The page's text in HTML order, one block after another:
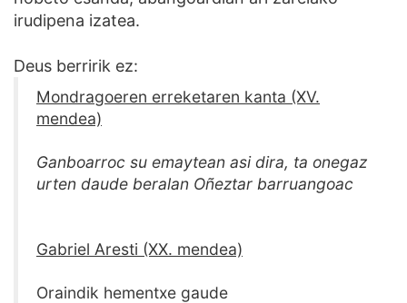
irudipena izatea.
Deus berririk ez:
Mondragoeren erreketaren kanta (XV.
mendea)
Ganboarroc su emaytean asi dira, ta onegaz
urten daude beralan Oñeztar barruangoac
Gabriel Aresti (XX. mendea)
Oraindik hementxe gaude